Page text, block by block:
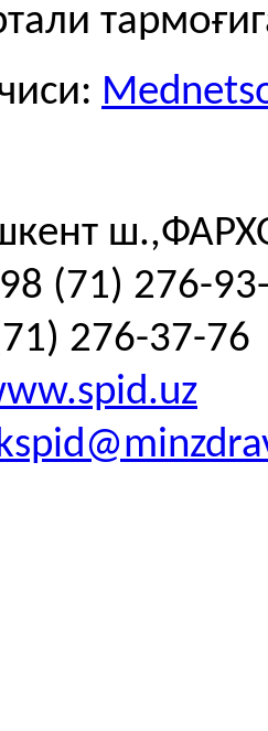
(71) 276-
276-37-76